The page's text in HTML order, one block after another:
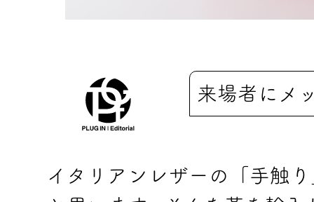
来場者にメ
イタリアンレザーの「手触